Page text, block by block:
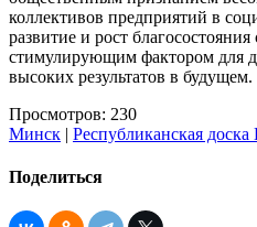
коллективов предприятий в
развитие и рост
стимулирующим фактором для
высоких результатов в будущем.
Просмотров: 230
Минск | Республиканская доска
Поделиться